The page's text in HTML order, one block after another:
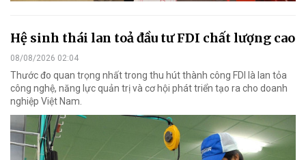
Hệ sinh thái lan toả đầu tư FDI chất lượng cao
08/08/2026 02:04
Thước đo quan trọng nhất trong thu hút thành công FDI là lan tỏa
công nghệ, năng lực quản trị và cơ hội phát triển tạo ra cho doanh
nghiệp Việt Nam.